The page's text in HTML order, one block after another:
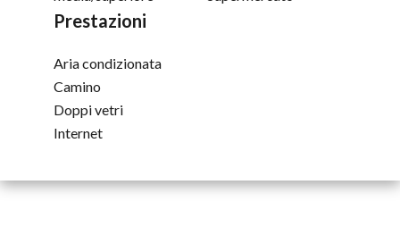
Prestazioni
Aria condizionata
Camino
Doppi vetri
Internet